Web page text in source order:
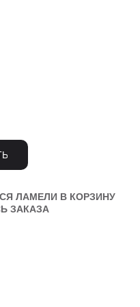
ЛАМЕЛИ В КОРЗИНУ
ЗАКАЗА